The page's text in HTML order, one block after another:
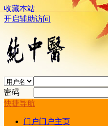
收藏本站
开启辅助访问
密码
快捷导航
门户门户主页